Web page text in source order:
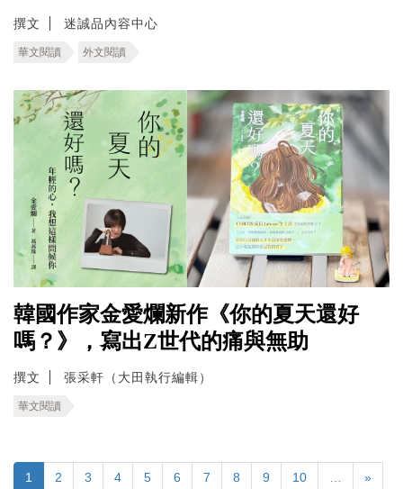
撰文 迷誠品內容中心
華文閱讀 外文閱讀
韓國作家金愛爛新作《你的夏天還好
嗎？》，寫出Z世代的痛與無助
撰文 張采軒（大田執行編輯）
華文閱讀
1 2 3 4 5 6 7 8 9 10 »